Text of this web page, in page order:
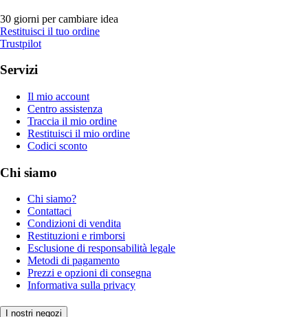
30 giorni per cambiare idea
Restituisci il tuo ordine
Trustpilot
Servizi
Il mio account
Centro assistenza
Traccia il mio ordine
Restituisci il mio ordine
Codici sconto
Chi siamo
Chi siamo?
Contattaci
Condizioni di vendita
Restituzioni e rimborsi
Esclusione di responsabilità legale
Metodi di pagamento
Prezzi e opzioni di consegna
Informativa sulla privacy
I nostri negozi